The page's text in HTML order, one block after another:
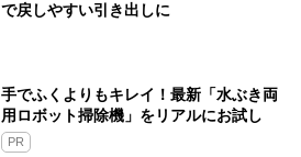
で戻しやすい引き出しに
手でふくよりもキレイ！最新「水ぶき両
用ロボット掃除機」をリアルにお試し
PR